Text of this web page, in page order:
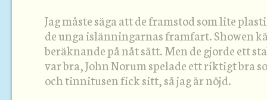
Jag måste säga att de framstod som lite
de unga islänningarnas framfart. Showen
beräknande på nåt sätt. Men de gjorde ett
var bra, John Norum spelade ett riktigt bra
och tinnitusen fick sitt, så jag är nöjd.